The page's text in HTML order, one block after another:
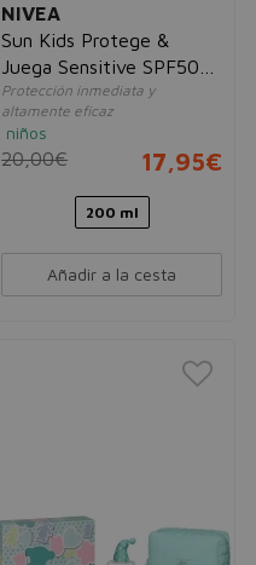
NIVEA
Sun Kids Protege &
Juega Sensitive SPF50+
Sin perfume
Protección inmediata y
altamente eficaz
niños
20,00€ 17,95€
200 ml
Añadir a la cesta